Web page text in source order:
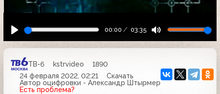
00:00 03:35
ТВ-6 kstrvideo
1890
24 февраля 2022, 02:21
Скачать
Автор оцифровки - Александр Штырмер
Есть проблема?